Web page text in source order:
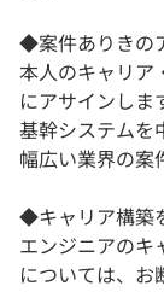
◆案件ありきの
本人のキャリア
にアサインしま
基幹システムを
幅広い業界の案
◆キャリア構築
エンジニアのキ
については、お